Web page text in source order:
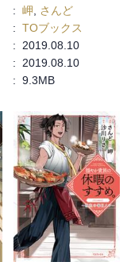
: 岬
さんど
: TOブックス
:
2019.08.10
:
2019.08.10
: 9.3MB